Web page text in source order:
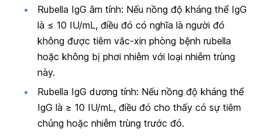
Rubella IgG âm tính: Nếu nồng độ kháng thể IgG
là ≤ 10 IU/mL, điều đó có nghĩa là người đó
không được tiêm vắc-xin phòng bệnh rubella
hoặc không bị phơi nhiễm với loại nhiễm trùng
này.
Rubella IgG dương tính: Nếu nồng độ kháng thể
IgG là ≥ 10 IU/mL, điều đó cho thấy có sự tiêm
chủng hoặc nhiễm trùng trước đó.